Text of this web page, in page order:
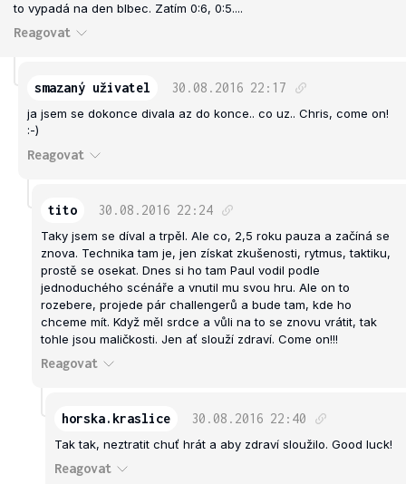
to vypadá na den blbec. Zatím 0:6, 0:5....
Reagovat
smazaný uživatel 30.08.2016 22:17
ja jsem se dokonce divala az do konce.. co uz.. Chris, come on!
:-)
Reagovat
tito 30.08.2016 22:24
Taky jsem se díval a trpěl. Ale co, 2,5 roku pauza a začíná se
znova. Technika tam je, jen získat zkušenosti, rytmus, taktiku,
prostě se osekat. Dnes si ho tam Paul vodil podle
jednoduchého scénáře a vnutil mu svou hru. Ale on to
rozebere, projede pár challengerů a bude tam, kde ho
chceme mít. Když měl srdce a vůli na to se znovu vrátit, tak
tohle jsou maličkosti. Jen ať slouží zdraví. Come on!!!
Reagovat
horska.kraslice 30.08.2016 22:40
Tak tak, neztratit chuť hrát a aby zdraví sloužilo. Good luck!
Reagovat